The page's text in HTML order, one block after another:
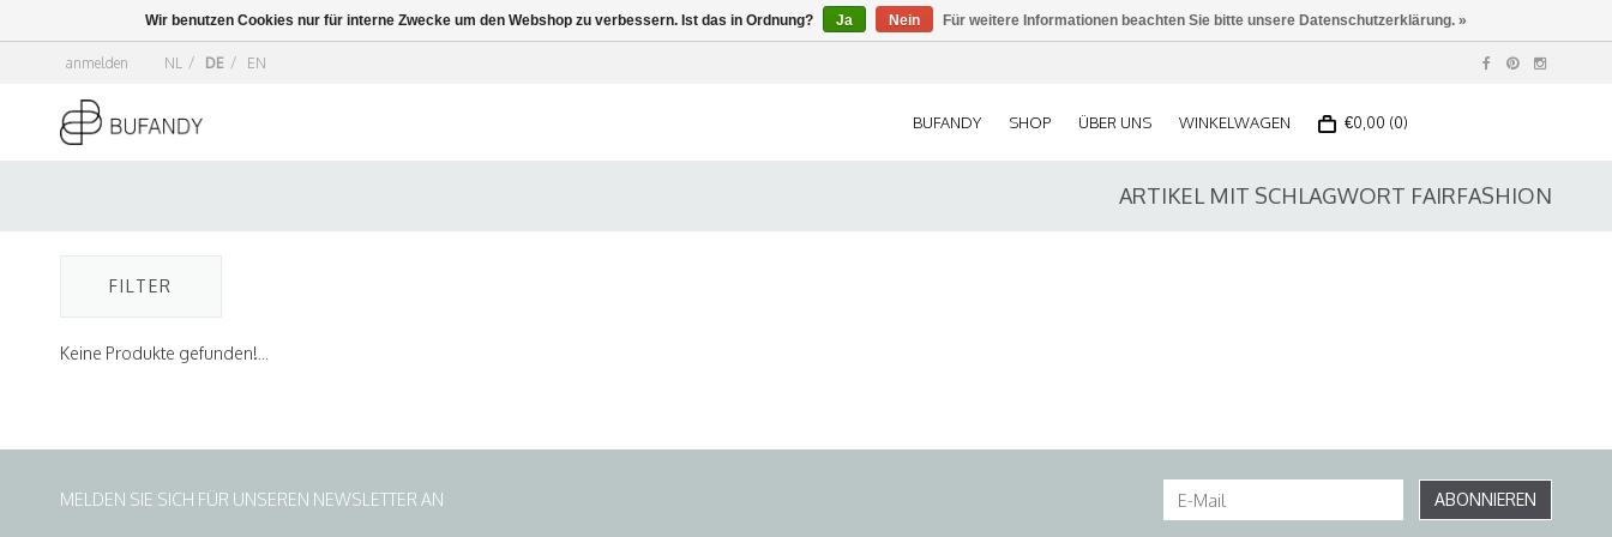
anmelden NL / DE / EN
BUFANDY SHOP ÜBER UNS WINKELWAGEN €0,00 (0)
ARTIKEL MIT SCHLAGWORT FAIRFASHION
FILTER
Keine Produkte gefunden!...
MELDEN SIE SICH FÜR UNSEREN NEWSLETTER AN ABONNIEREN
Wir benutzen Cookies nur für interne Zwecke um den Webshop zu verbessern. Ist das in Ordnung? Ja Nein Für weitere Informationen beachten Sie bitte unsere Datenschutzerklärung. »